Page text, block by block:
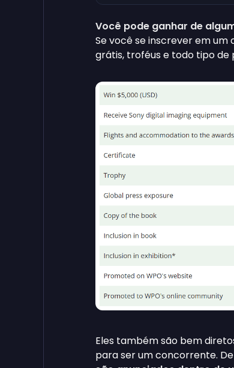
Você pode ganhar de
Se você se inscrever em
grátis, troféus e todo tipo de
Eles também são bem
para ser um concorrente.